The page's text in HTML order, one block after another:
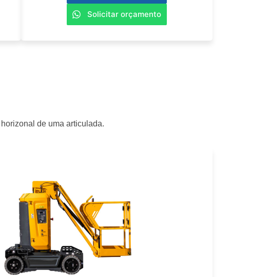
Solicitar orçamento
de uma articulada.